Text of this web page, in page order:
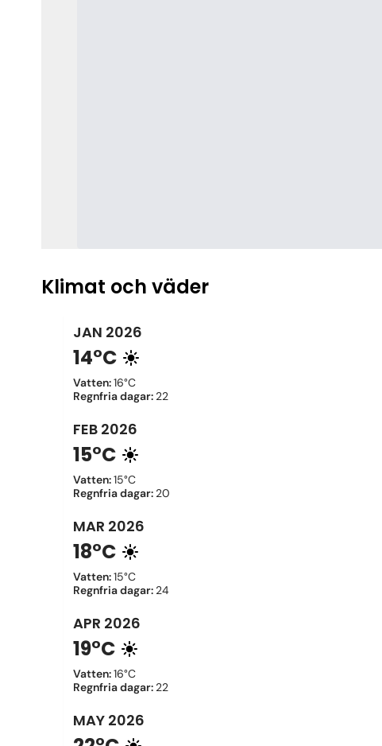
Klimat och väder
JAN 2026
14°C
Vatten:16°C
Regnfria dagar: 22
FEB 2026
15°C
Vatten:15°C
Regnfria dagar: 20
MAR 2026
18°C
Vatten:15°C
Regnfria dagar: 24
APR 2026
19°C
Vatten:16°C
Regnfria dagar: 22
MAY 2026